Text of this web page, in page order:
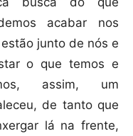
acabar nos
junto de nós e
o que temos e
assim, um
de tanto que
lá na frente,